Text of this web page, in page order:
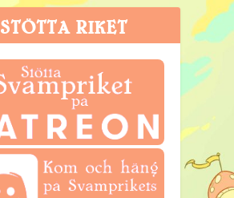
STÖTTA RIKET